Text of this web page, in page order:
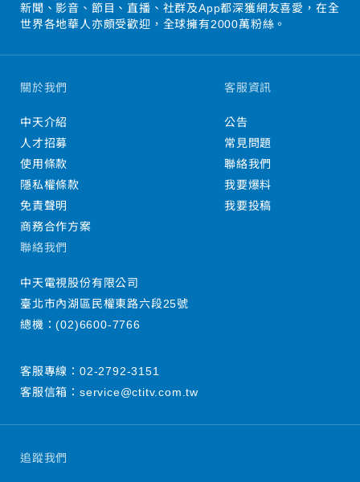
新聞、影音、節目、直播、社群及App都深獲網友喜愛，在全
世界各地華人亦頗受歡迎，全球擁有2000萬粉絲。
追蹤我們
關於我們
中天介紹
人才招募
使用條款
隱私權條款
免責聲明
商務合作方案
客服資訊
公告
常見問題
聯絡我們
我要爆料
我要投稿
聯絡我們
中天電視股份有限公司
臺北市內湖區民權東路六段25號
總機：(02)6600-7766
客服專線： 02-2792-3151
客服信箱： service@ctitv.com.tw